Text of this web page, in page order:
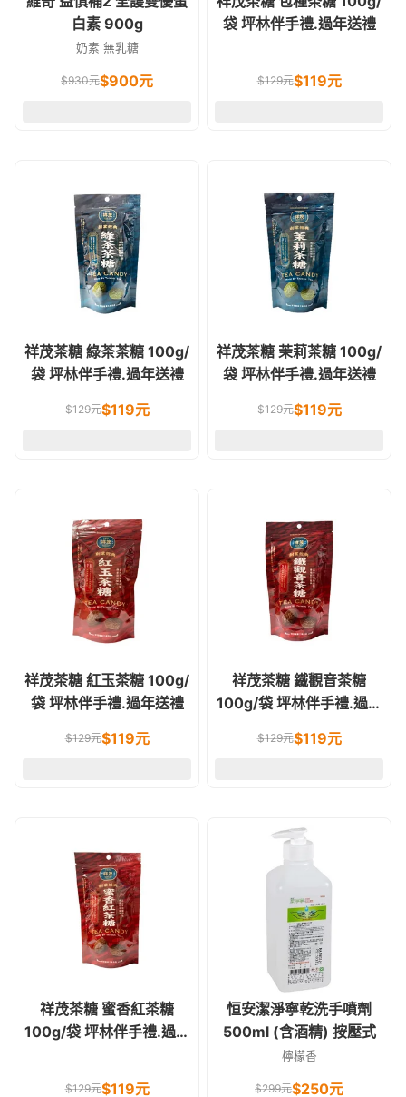
白素 900g
奶素 無乳糖
$930元$900元
袋 坪林伴手禮.過年送禮
$129元$119元
祥茂茶糖 綠茶茶糖 100g/
袋 坪林伴手禮.過年送禮
$129元$119元
祥茂茶糖 茉莉茶糖 100g/
袋 坪林伴手禮.過年送禮
$129元$119元
祥茂茶糖 紅玉茶糖 100g/
袋 坪林伴手禮.過年送禮
$129元$119元
祥茂茶糖 鐵觀音茶糖
100g/袋 坪林伴手禮.過年
$129元$119元
祥茂茶糖 蜜香紅茶糖
100g/袋 坪林伴手禮.過年
$129元$119元
恒安潔淨寧乾洗手噴劑
500ml (含酒精) 按壓式
檸檬香
$299元$250元